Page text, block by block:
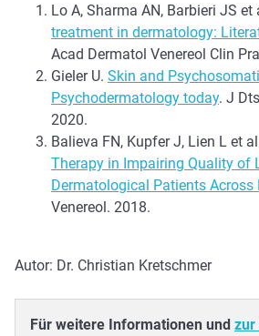
Lo A, Sharma AN, Barbieri JS et
treatment in dermatology:
Acad Dermatol Venereol Clin
Gieler U. Skin and
Psychodermatology today. J
2020.
Balieva FN, Kupfer J, Lien L et
Therapy in Impairing Quality of
Dermatological Patients Across
Venereol. 2018.
Autor: Dr. Christian Kretschmer
Für weitere Informationen und zur